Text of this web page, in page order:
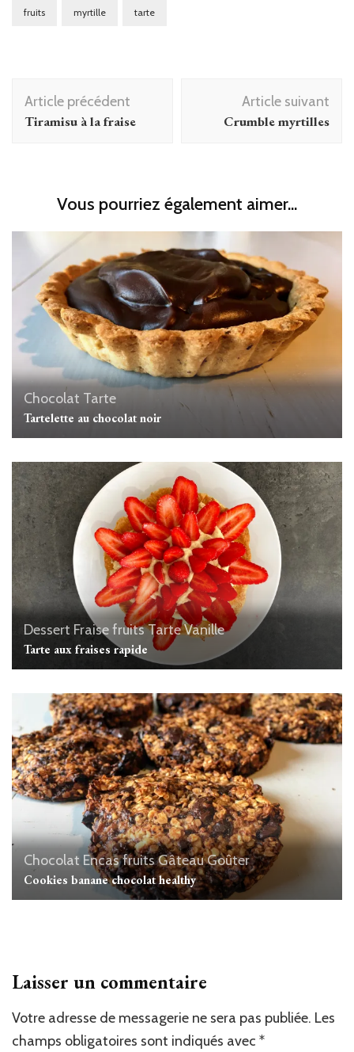
fruits myrtille tarte
Navigation
d'article
Article précédent
Tiramisu à la fraise
Article suivant
Crumble myrtilles
Vous pourriez également aimer...
Chocolat Tarte
Tartelette au chocolat noir
Dessert FraisefruitsTarteVanille
Tarte aux fraises rapide
Chocolat EncasfruitsGâteauGoûter
Cookies banane chocolat healthy
Laisser un commentaire
Votre adresse de messagerie ne sera pas publiée. Les
champs obligatoires sont indiqués avec *